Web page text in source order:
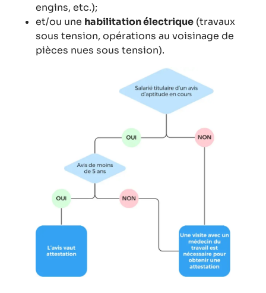
engins, etc.);
et/ou une habilitation électrique (travaux
sous tension, opérations au voisinage de
pièces nues sous tension).